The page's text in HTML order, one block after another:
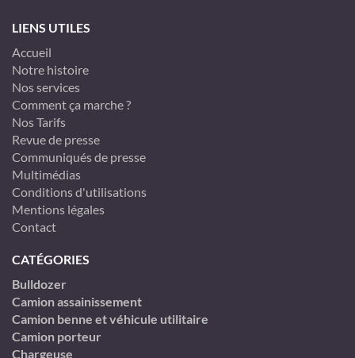
LIENS UTILES
Accueil
Notre histoire
Nos services
Comment ça marche ?
Nos Tarifs
Revue de presse
Communiqués de presse
Multimédias
Conditions d'utilisations
Mentions légales
Contact
CATÉGORIES
Bulldozer
Camion assainissement
Camion benne et véhicule utilitaire
Camion porteur
Chargeuse